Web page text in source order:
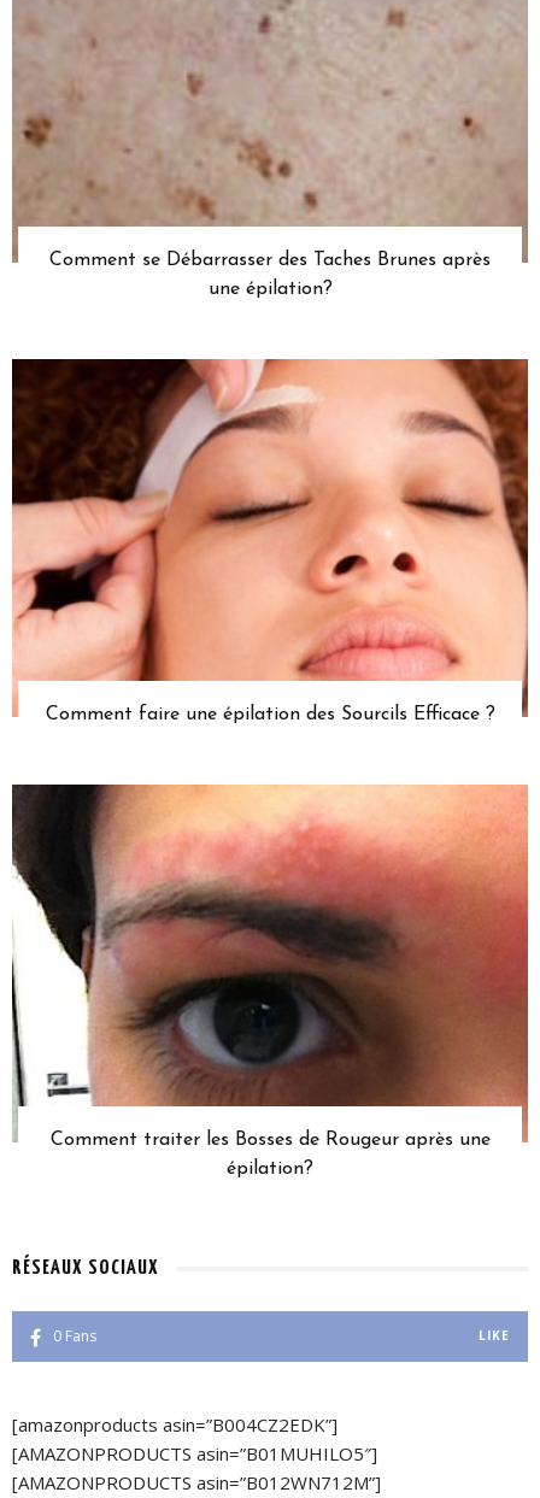
Comment se Débarrasser des Taches Brunes après
une épilation?
Comment faire une épilation des Sourcils Efficace ?
Comment traiter les Bosses de Rougeur après une
épilation?
RÉSEAUX SOCIAUX
0 Fans LIKE
[amazonproducts asin=”B004CZ2EDK”]
[AMAZONPRODUCTS asin=”B01MUHILO5″]
[AMAZONPRODUCTS asin=”B012WN712M”]